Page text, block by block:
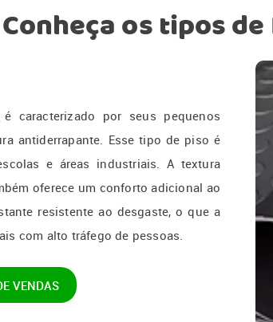
Conheça os tipos
caracterizado por seus pequenos
antiderrapante. Esse tipo de piso é
e áreas industriais. A textura
oferece um conforto adicional ao
resistente ao desgaste, o que a
com alto tráfego de pessoas.
VENDAS